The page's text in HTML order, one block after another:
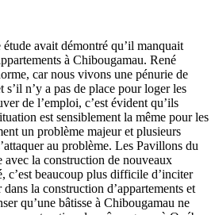
avait démontré qu’il manquait
à Chibougamau. René
car nous vivons une pénurie de
n’y a pas de place pour loger les
de l’emploi, c’est évident qu’ils
est sensiblement la même pour les
un problème majeur et plusieurs
au problème. Les Pavillons du
avec la construction de nouveaux
c’est beaucoup plus difficile d’inciter
la construction d’appartements et
qu’une bâtisse à Chibougamau ne